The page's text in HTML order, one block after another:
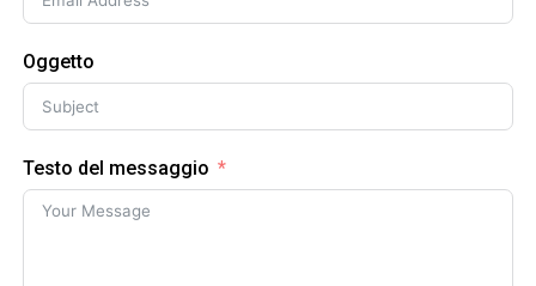
Oggetto
Testo del messaggio